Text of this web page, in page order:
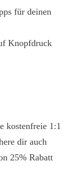
für deinen
Knopfdruck
kostenfreie 1:1
dir auch
25% Rabatt